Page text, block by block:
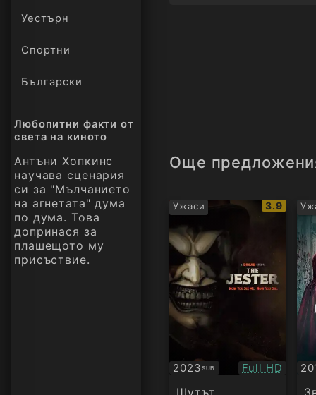
Уестърн
Спортни
Български
Любопитни факти от
света на киното
Антъни Хопкинс
научава сценария
си за "Мълчанието
на агнетата" дума
по дума. Това
допринася за
плашещото му
присъствие.
Още
Ужаси
IMDb
рейтинг:
3.9
2023SUB
Субтитри Качество:
Full HD